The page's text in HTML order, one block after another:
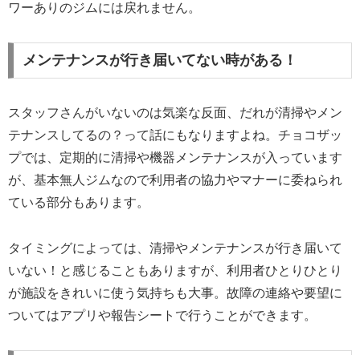
ワーありのジムには戻れません。
メンテナンスが行き届いてない時がある！
スタッフさんがいないのは気楽な反面、だれが清掃やメン
テナンスしてるの？って話にもなりますよね。チョコザッ
プでは、定期的に清掃や機器メンテナンスが入っています
が、基本無人ジムなので利用者の協力やマナーに委ねられ
ている部分もあります。
タイミングによっては、清掃やメンテナンスが行き届いて
いない！と感じることもありますが、利用者ひとりひとり
が施設をきれいに使う気持ちも大事。故障の連絡や要望に
ついてはアプリや報告シートで行うことができます。